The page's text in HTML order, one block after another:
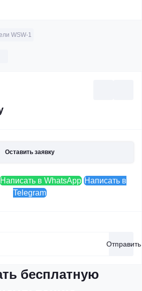
WSW-1
Оставить заявку
Написать в WhatsApp Написать в
Telegram
Отправить
бесплатную